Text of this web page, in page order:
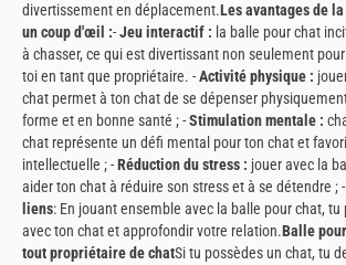
divertissement en déplacement.Les avantages de
un coup d'œil :-Jeu interactif : la balle pour chat
à chasser, ce qui est divertissant non seulement
toi en tant que propriétaire. -Activité physique :
chat permet à ton chat de se dépenser
forme et en bonne santé ; -Stimulation mentale :
chat représente un défi mental pour ton chat et
intellectuelle ; -Réduction du stress : jouer avec la
aider ton chat à réduire son stress et à se détendre ; -
liens: En jouant ensemble avec la balle pour chat,
avec ton chat et approfondir votre relation.Balle
tout propriétaire de chatSi tu possèdes un chat, tu